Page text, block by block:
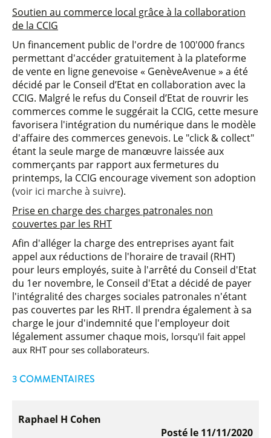
Soutien au commerce local grâce à la collaboration
de la CCIG
Un financement public de l'ordre de 100'000 francs
permettant d'accéder gratuitement à la plateforme
de vente en ligne genevoise « GenèveAvenue » a été
décidé par le Conseil d’Etat en collaboration avec la
CCIG. Malgré le refus du Conseil d’Etat de rouvrir les
commerces comme le suggérait la CCIG, cette mesure
favorisera l'intégration du numérique dans le modèle
d'affaire des commerces genevois. Le "click & collect"
étant la seule marge de manœuvre laissée aux
commerçants par rapport aux fermetures du
printemps, la CCIG encourage vivement son adoption
(voir ici marche à suivre).
Prise en charge des charges patronales non
couvertes par les RHT
Afin d'alléger la charge des entreprises ayant fait
appel aux réductions de l'horaire de travail (RHT)
pour leurs employés, suite à l'arrêté du Conseil d'Etat
du 1er novembre, le Conseil d'Etat a décidé de payer
l'intégralité des charges sociales patronales n'étant
pas couvertes par les RHT. Il prendra également à sa
charge le jour d'indemnité que l'employeur doit
légalement assumer chaque mois, lorsqu'il fait appel
aux RHT pour ses collaborateurs.
3 COMMENTAIRES
Raphael H Cohen
Posté le 11/11/2020